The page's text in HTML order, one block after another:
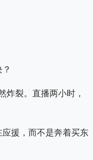
炸裂。直播两小时，
援，而不是奔着买东